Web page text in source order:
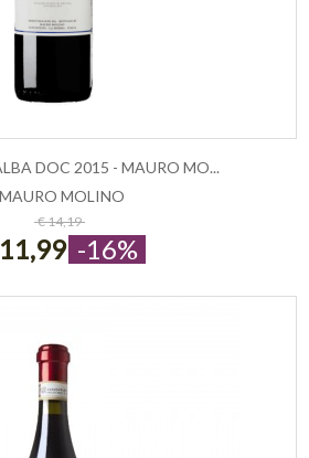
ESAURITO
DOC 2015 - MAURO MO...
MAURO MOLINO
€ 14,19
-16%